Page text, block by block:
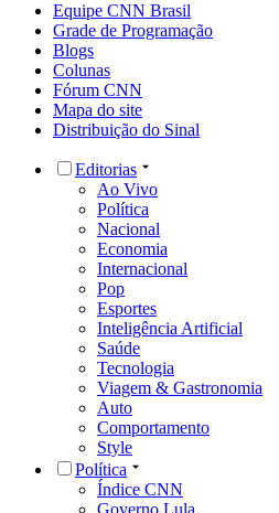
Equipe CNN Brasil
Grade de Programação
Blogs
Colunas
Fórum CNN
Mapa do site
Distribuição do Sinal
Editorias
Ao Vivo
Política
Nacional
Economia
Internacional
Pop
Esportes
Inteligência Artificial
Saúde
Tecnologia
Viagem & Gastronomia
Auto
Comportamento
Style
Política
Índice CNN